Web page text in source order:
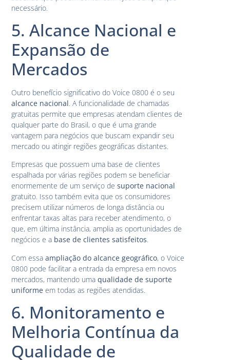
necessário.
5. Alcance Nacional e
Expansão de
Mercados
Outro benefício significativo do Voice 0800 é o seu
alcance nacional. A funcionalidade de chamadas
gratuitas permite que empresas atendam clientes de
qualquer parte do Brasil, o que é uma grande
vantagem para negócios que buscam expandir seu
mercado ou atingir regiões geográficas distantes.
Empresas que possuem uma base de clientes
espalhada por várias regiões podem se beneficiar
enormemente de um serviço desuporte nacional
gratuito. Isso também evita que os consumidores
precisem utilizar números de longa distância ou
enfrentar taxas altas para receber atendimento, o
que, em última instância, amplia as oportunidades de
negócios e a base de clientes satisfeitos.
Com essaampliação do alcance geográfico, o Voice
0800 pode facilitar a entrada da empresa em novos
mercados, mantendo umaqualidade de suporte
uniforme em todas as regiões atendidas.
6. Monitoramento e
Melhoria Contínua da
Qualidade de